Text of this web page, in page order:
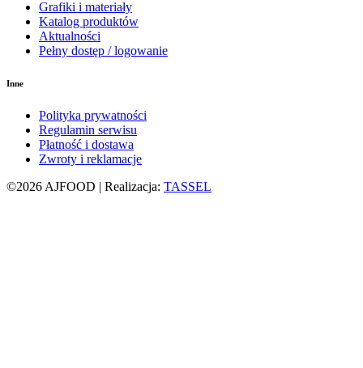
Grafiki i materiały
Katalog produktów
Aktualności
Pełny dostęp / logowanie
Inne
Polityka prywatności
Regulamin serwisu
Płatność i dostawa
Zwroty i reklamacje
©2026 AJFOOD | Realizacja: TASSEL